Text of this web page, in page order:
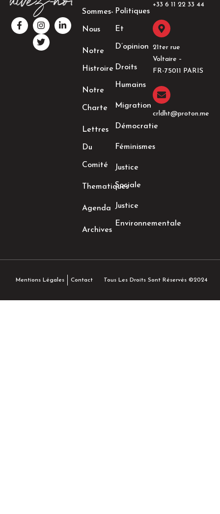
F
a
c
I
n
s
t
a
L
i
n
T
w
i
t
t
Sommes-
Nous
Notre
Histroire
Notre
Charte
Lettres
Du
Comité
Thematiques
Agenda
Archives
Politiques
Et
D’opinion
Droits
Humains
Migration
Démocratie
Féminismes
Justice
Sociale
Justice
Environnementale
+33 6 11 22 33 44​
21ter rue
Voltaire –
FR-75011 PARIS
crldht@proton.me
Mentions Légales Contact Tous Les Droits Sont Réservés ©2024